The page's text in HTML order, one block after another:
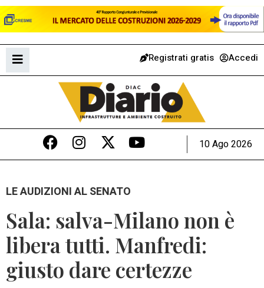
Registrati gratis Accedi
10 Ago 2026
LE AUDIZIONI AL SENATO
Sala: salva-Milano non è
libera tutti. Manfredi:
giusto dare certezze